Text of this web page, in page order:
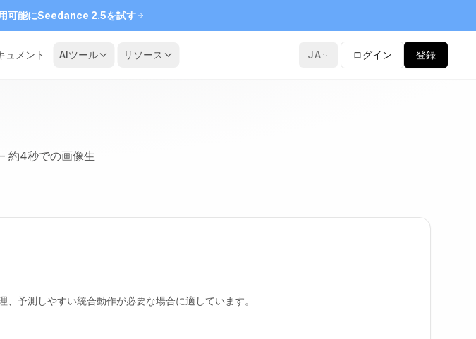
可能にSeedance 2.5を試す
ュメント AIツール リソース JA ログイン 登録
約4秒での画像生
予測しやすい統合動作が必要な場合に適しています。